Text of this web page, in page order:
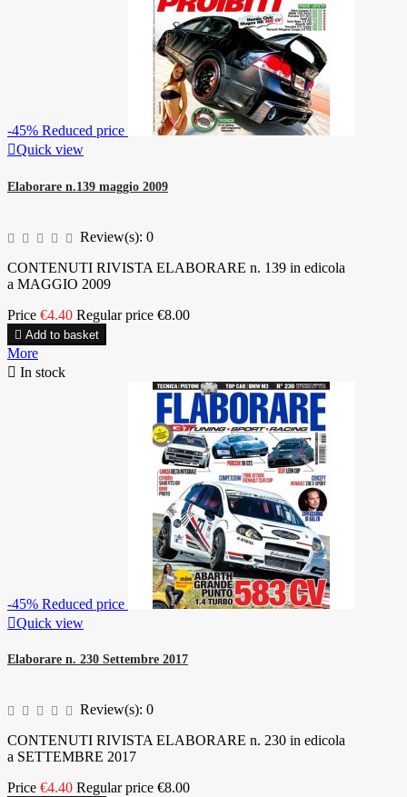
-45% Reduced price
Quick view
Elaborare n.139 maggio 2009
Review(s): 0
CONTENUTI RIVISTA ELABORARE n. 139 in edicola
a MAGGIO 2009
Price €4.40 Regular price €8.00
 Add to basket
More
 In stock
-45% Reduced price
Quick view
Elaborare n. 230 Settembre 2017
Review(s): 0
CONTENUTI RIVISTA ELABORARE n. 230 in edicola
a SETTEMBRE 2017
Price €4.40 Regular price €8.00